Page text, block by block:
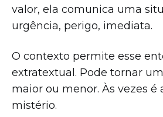
valor, ela comunica uma
urgência, perigo, imediata.
O contexto permite esse
extratextual. Pode tornar
maior ou menor. Às vezes é
mistério.